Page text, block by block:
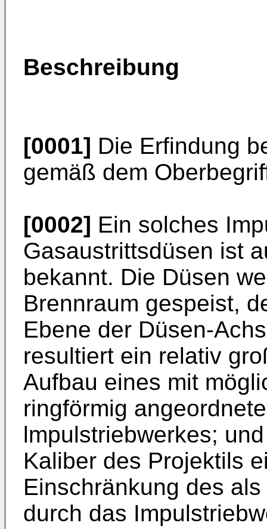
Beschreibung
[0001] Die Erfindung
gemäß dem
[0002] Ein solches
Gasaustrittsdüsen ist
bekannt. Die Düsen
Brennraum gespeist,
Ebene der Düsen-
resultiert ein relativ
Aufbau eines mit
ringförmig
lmpulstriebwerkes;
Kaliber des Projektils
Einschränkung des
durch das